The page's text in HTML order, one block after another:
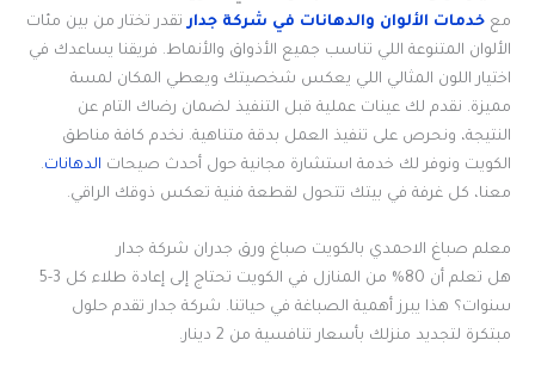
مع خدمات الألوان والدهانات في شركة جدارتقدر تختار من بين مئات
الألوان المتنوعة اللي تناسب جميع الأذواق والأنماط. فريقنا يساعدك في
اختيار اللون المثالي اللي يعكس شخصيتك ويعطي المكان لمسة
مميزة. نقدم لك عينات عملية قبل التنفيذ لضمان رضاك التام عن
النتيجة، ونحرص على تنفيذ العمل بدقة متناهية. نخدم كافة مناطق
الكويت ونوفر لك خدمة استشارة مجانية حول أحدث صيحات الدهانات.
معنا، كل غرفة في بيتك تتحول لقطعة فنية تعكس ذوقك الراقي.
معلم صباغ الاحمدي بالكويت صباغ ورق جدران شركة جدار
هل تعلم أن 80% من المنازل في الكويت تحتاج إلى إعادة طلاء كل 3-5
سنوات؟ هذا يبرز أهمية الصباغة في حياتنا. شركة جدار تقدم حلول
مبتكرة لتجديد منزلك بأسعار تنافسية من 2 دينار.